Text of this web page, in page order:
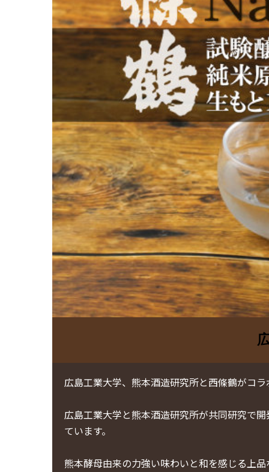
広島工業大学、熊本酒造研究所と西條鶴がコ
広島工業大学と熊本酒造研究所が共同研究で
ています。
熊本酵母由来の力強い味わいと和を感じる上